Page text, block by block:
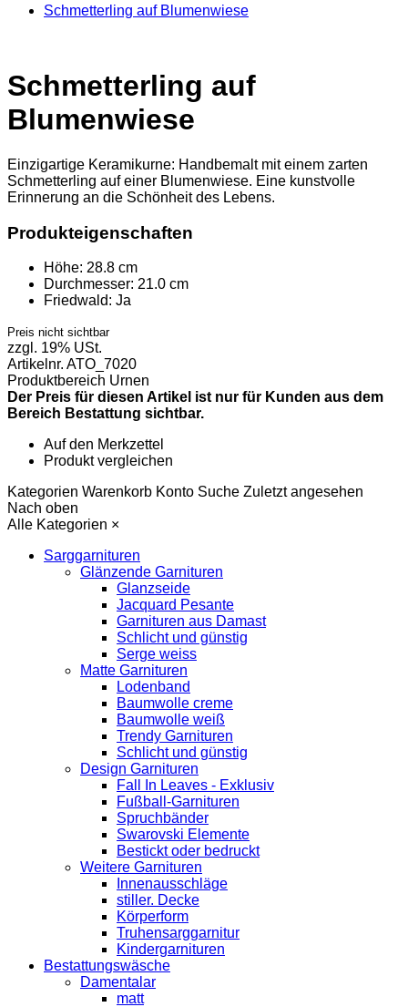
Schmetterling auf Blumenwiese
Schmetterling auf
Blumenwiese
Einzigartige Keramikurne: Handbemalt mit einem zarten
Schmetterling auf einer Blumenwiese. Eine kunstvolle
Erinnerung an die Schönheit des Lebens.
Produkteigenschaften
Höhe: 28.8 cm
Durchmesser: 21.0 cm
Friedwald: Ja
Preis nicht sichtbar
zzgl. 19% USt.
Artikelnr. ATO_7020
Produktbereich Urnen
Der Preis für diesen Artikel ist nur für Kunden aus dem
Bereich Bestattung sichtbar.
Auf den Merkzettel
Produkt vergleichen
Kategorien Warenkorb Konto Suche Zuletzt angesehen
Nach oben
Alle Kategorien ×
Sarggarnituren
Glänzende Garnituren
Glanzseide
Jacquard Pesante
Garnituren aus Damast
Schlicht und günstig
Serge weiss
Matte Garnituren
Lodenband
Baumwolle creme
Baumwolle weiß
Trendy Garnituren
Schlicht und günstig
Design Garnituren
Fall In Leaves - Exklusiv
Fußball-Garnituren
Spruchbänder
Swarovski Elemente
Bestickt oder bedruckt
Weitere Garnituren
Innenausschläge
stiller. Decke
Körperform
Truhensarggarnitur
Kindergarnituren
Bestattungswäsche
Damentalar
matt